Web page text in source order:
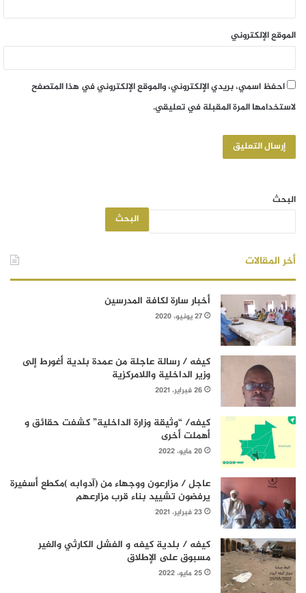
الموقع الإلكتروني
احفظ اسمي، بريدي الإلكتروني، والموقع الإلكتروني في هذا المتصفح
لاستخدامها المرة المقبلة في تعليقي.
البحث
البحث
أخر المقالات
أخبار سارة لكافة المدرسين
27 يونيو، 2020
كيفه / رسالة عاجلة من عمدة بلدية أغورط إلى
وزير الداخلية واللامركزية
26 فبراير، 2021
كيفه/ “وثيقة وزارة الداخلية” كشفت حقائق و
أهملت أخرى
20 مايو، 2022
عاجل / مزارعون ووجهاء من (آدوابه )مكطع أسفيرة
يرفضون تشييد بناء قرب مزارعهم
23 فبراير، 2021
كيفه / بلدية كيفه و الفشل الكارثي والغير
مسبوق على الإطلاق
25 مايو، 2022